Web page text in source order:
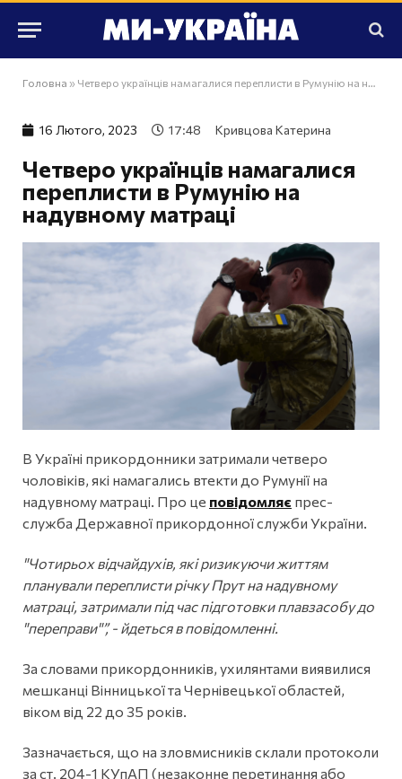
Головна » Четверо українців намагалися переплисти в Румунію на надувному матраці
16 Лютого, 2023 17:48 Кривцова Катерина
Четверо українців намагалися
переплисти в Румунію на
надувному матраці
В Україні прикордонники затримали четверо
чоловіків, які намагались втекти до Румунії на
надувному матраці. Про це повідомляє прес-
служба Державної прикордонної служби України.
"Чотирьох відчайдухів, які ризикуючи життям
планували переплисти річку Прут на надувному
матраці, затримали під час підготовки плавзасобу до
"переправи"”, - йдеться в повідомленні.
За словами прикордонників, ухилянтами виявилися
мешканці Вінницької та Чернівецької областей,
віком від 22 до 35 років.
Зазначається, що на зловмисників склали протоколи
за ст. 204-1 КУпАП (незаконне перетинання або